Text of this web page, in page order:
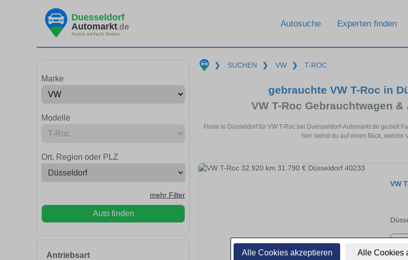
Alle Cookies akzeptieren Alle Cookies
Duesseldorf
Automarkt.de
Autos einfach finden
Autosuche Experten finden
Marke
Modelle
Ort, Region oder PLZ
mehr Filter
Auto finden
Antriebsart
❯ SUCHEN ❯ VW ❯ T-ROC
gebrauchte VW T-Roc in
VW T-Roc Gebrauchtwagen
Finde in Düsseldorf für VW T-Roc bei Duesseldorf-Automarkt.de gezielt
hier siehst du auf einen Blick, welche
VW